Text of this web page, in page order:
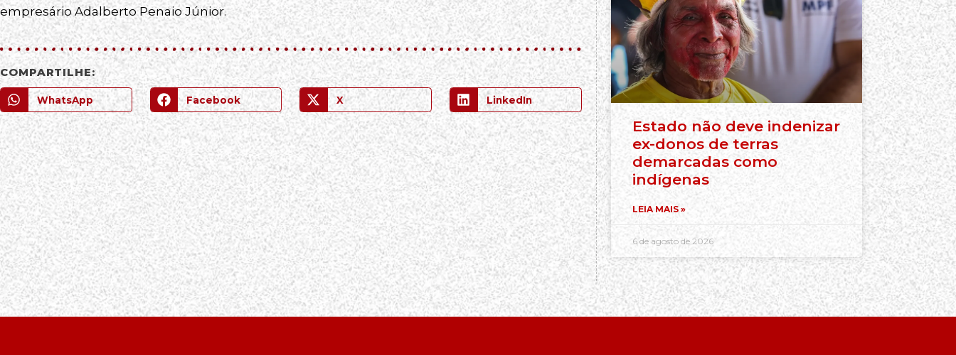
empresário Adalberto Penaio Júnior.
COMPARTILHE:
WhatsApp Facebook X LinkedIn
Estado não deve indenizar
ex-donos de terras
demarcadas como
indígenas
LEIA MAIS »
6 de agosto de 2026